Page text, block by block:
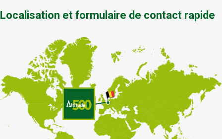
Localisation et formulaire de contact rapide